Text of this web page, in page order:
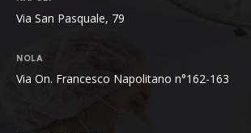
Via San Pasquale, 79
NOLA
Via On. Francesco Napolitano n°162-163